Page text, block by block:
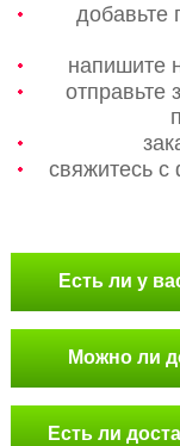
добавьте
напишите
отправьте
свяжитесь
Есть ли у
Можно ли
Есть ли